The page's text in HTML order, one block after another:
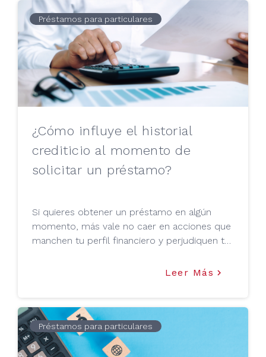
Préstamos para particulares
¿Cómo influye el historial
crediticio al momento de
solicitar un préstamo?
Si quieres obtener un préstamo en algún
momento, más vale no caer en acciones que
manchen tu perfil financiero y perjudiquen tu
Leer Más keyboard_arrow_right
Préstamos para particulares